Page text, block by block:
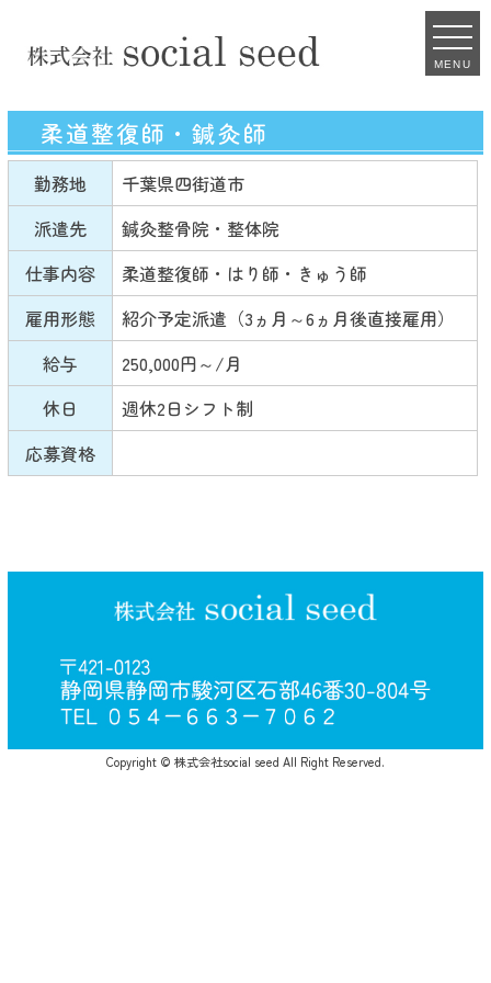
MENU
柔道整復師・鍼灸師
勤務地
千葉県四街道市
派遣先
鍼灸整骨院・整体院
仕事内容
柔道整復師・はり師・きゅう師
雇用形態
紹介予定派遣（3ヵ月～6ヵ月後直接雇用）
給与
250,000円～/月
休日
週休2日シフト制
応募資格
Copyright © 株式会社social seed All Right Reserved.